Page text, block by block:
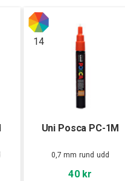
14
Uni Posca PC-1M
0,7 mm rund udd
40 kr